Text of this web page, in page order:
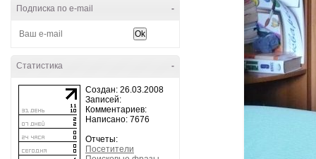
-
Подписка по e-mail
-
Статистика
Создан: 26.03.2008
Записей:
Комментариев:
Написано: 7676
Отчеты:
Посетители